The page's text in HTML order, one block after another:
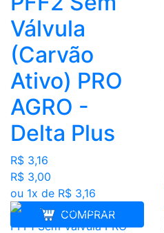
Válvula
(Carvão
Ativo) PRO
AGRO -
Delta Plus
R$ 3,16
R$ 3,00
ou 1x de R$ 3,16
COMPRAR